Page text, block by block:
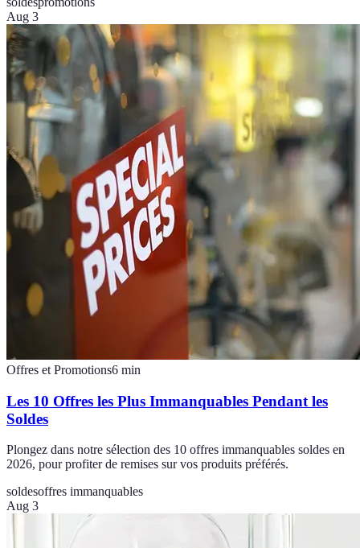
Aug 3
Offres et Promotions6 min
Les 10 Offres les Plus Immanquables Pendant les
Soldes
Plongez dans notre sélection des 10 offres immanquables soldes en
2026, pour profiter de remises sur vos produits préférés.
soldesoffres immanquables
Aug 3